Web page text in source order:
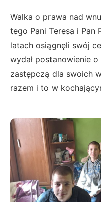
Walka o prawa nad
tego Pani Teresa i
latach osiągnęli swój
wydał postanowienie
zastępczą dla swoich
razem i to w